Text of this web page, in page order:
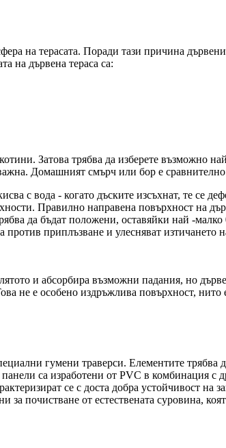
на терасата. Поради тази причина
на дървена тераса са:
Затова трябва да изберете възможно
Домашният смърч или бор е
с вода - когато дъските изсъхнат, те се
Правилно направена повърхност на
да бъдат положени, оставяйки най -
приплъзване и улесняват изтичането
и абсорбира възможни падания, но
не е особено издръжлива повърхност,
гумени траверси. Елементите трябва
са изработени от PVC в комбинация с
се с доста добра устойчивост
почистване от естествената суровина,